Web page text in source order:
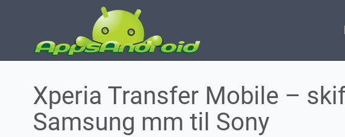
Xperia Transfer Mobile –
Samsung mm til Sony